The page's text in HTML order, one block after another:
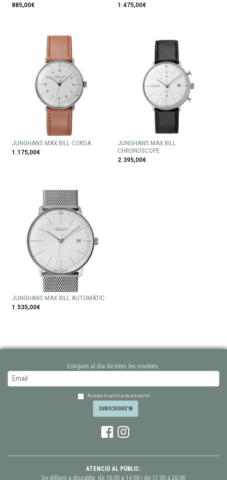
885,00€ 1.475,00€
JUNGHANS MAX BILL CORDA
1.175,00€
JUNGHANS MAX BILL
CHRONOSCOPE
2.395,00€
JUNGHANS MAX BILL AUTOMÀTIC
1.535,00€
Estigues al dia de totes les novetats:
Accepto la política de privacitat
ATENCIÓ AL PÚBLIC:
De dilluns a dissabte: de 10:00 a 14:00 i de 17:00 a 20:00